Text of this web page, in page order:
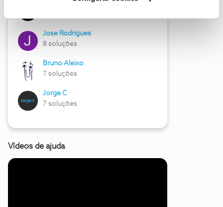
Jose Rodrigues
8 soluções
Bruno Aleixo
7 soluções
Jorge C
7 soluções
Vídeos de ajuda